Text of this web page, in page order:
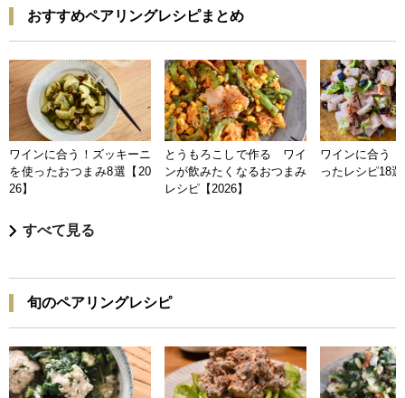
おすすめペアリングレシピまとめ
ワインに合う！ズッキーニ
を使ったおつまみ8選【20
26】
とうもろこしで作る ワイ
ンが飲みたくなるおつまみ
レシピ【2026】
ワインに合う
ったレシピ18
すべて見る
旬のペアリングレシピ